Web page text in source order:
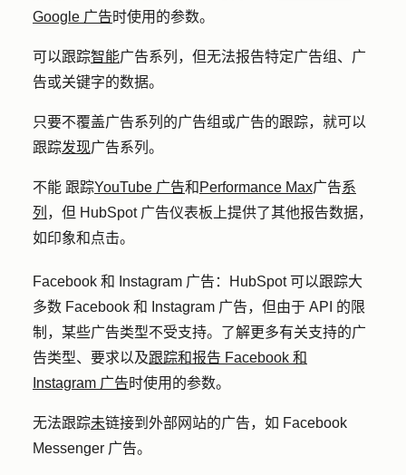
Google 广告时使用的参数。
可以跟踪智能广告系列，但无法报告特定广告组、广
告或关键字的数据。
只要不覆盖广告系列的广告组或广告的跟踪，就可以
跟踪发现广告系列。
不能 跟踪YouTube 广告和 Performance Max广告系
列 ，但 HubSpot 广告仪表板上提供了其他报告数据，
如印象和点击。
Facebook 和 Instagram 广告：
HubSpot 可以跟踪大
多数 Facebook 和 Instagram 广告，但由于 API 的限
制，某些广告类型不受支持。了解更多有关支持的广
告类型、要求以及跟踪和报告 Facebook 和
Instagram 广告时使用的参数。
无法跟踪未链接到外部网站的广告，如 Facebook
Messenger 广告。